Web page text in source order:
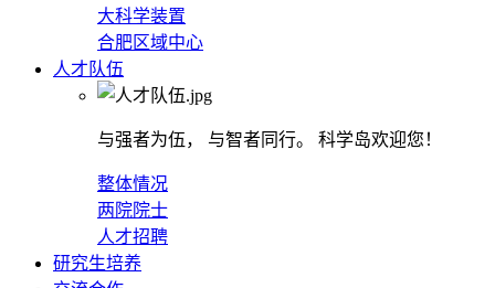
大科学装置
合肥区域中心
人才队伍
与强者为伍， 与智者同行。 科学岛欢迎您！
整体情况
两院院士
人才招聘
研究生培养